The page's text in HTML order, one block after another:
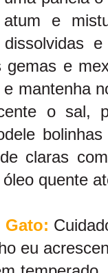
e
dissolvidas
gemas e
e mantenha
o sal,
claras
quente
eu